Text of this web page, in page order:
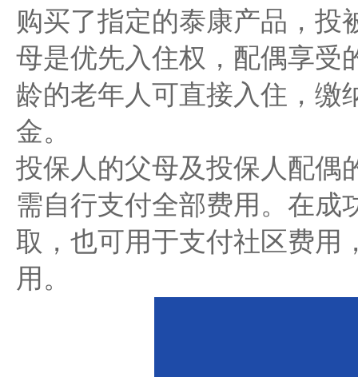
购买了指定的泰康产品，投
母是优先入住权，配偶享受
龄的老年人可直接入住，缴
金。
投保人的父母及投保人配偶
需自行支付全部费用。在成
取，也可用于支付社区费用
用。